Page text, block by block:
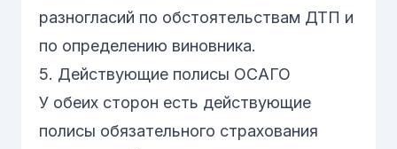
разногласий по обстоятельствам ДТП и
по определению виновника.
5. Действующие полисы ОСАГО
У обеих сторон есть действующие
полисы обязательного страхования